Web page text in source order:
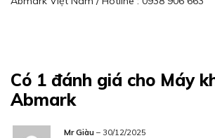
Có 1 đánh giá cho Máy
Abmark
Mr Giàu – 30/12/2025